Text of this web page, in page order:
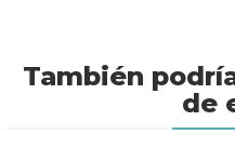
También
de